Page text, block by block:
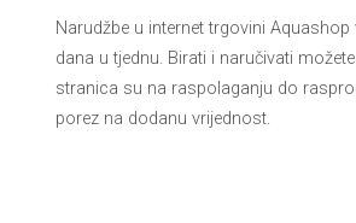
Narudžbe u internet trgovini
dana u tjednu. Birati i naručivati
stranica su na raspolaganju do
porez na dodanu vrijednost.